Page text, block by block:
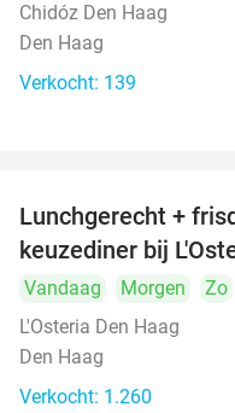
Chidóz Den Haag
Den Haag
Verkocht: 139
Lunchgerecht +
keuzediner bij
Vandaag Morgen Zo
L'Osteria Den Haag
Den Haag
Verkocht: 1.260